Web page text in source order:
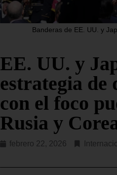
El Departamento del Tesoro de
UU. ha anunciado este jueves la
imposición de sanciones contra
SEGUIR LEYENDO...
Banderas de EE. UU. y
EE. UU. y
estrategia de
con el foco
Rusia y
febrero 22, 2026